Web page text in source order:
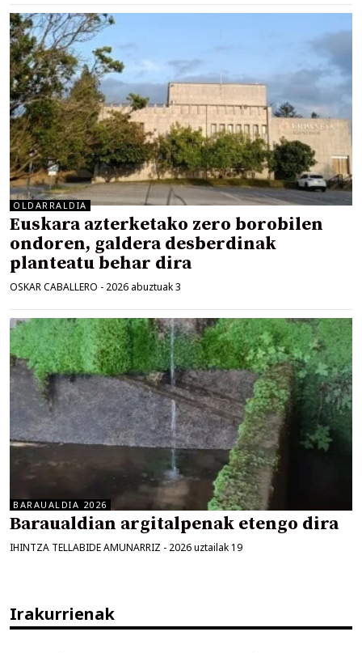
OLDARRALDIA
Euskara azterketako zero borobilen
ondoren, galdera desberdinak
planteatu behar dira
OSKAR CABALLERO - 2026 abuztuak 3
BARAUALDIA 2026
Baraualdian argitalpenak etengo dira
IHINTZA TELLABIDE AMUNARRIZ - 2026 uztailak 19
Irakurrienak